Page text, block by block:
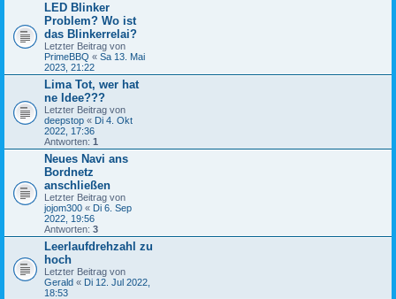
LED Blinker
Problem? Wo ist
das Blinkerrelai?
Letzter Beitrag von
PrimeBBQ « Sa 13. Mai
2023, 21:22
Lima Tot, wer hat
ne Idee???
Letzter Beitrag von
deepstop « Di 4. Okt
2022, 17:36
Antworten: 1
Neues Navi ans
Bordnetz
anschließen
Letzter Beitrag von
jojom300 « Di 6. Sep
2022, 19:56
Antworten: 3
Leerlaufdrehzahl zu
hoch
Letzter Beitrag von
Gerald « Di 12. Jul 2022,
18:53